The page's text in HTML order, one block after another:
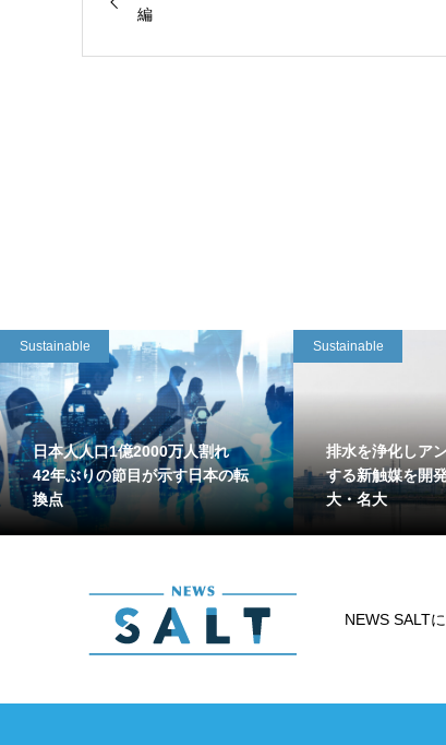
編
Sustainable
日本人人口1億2000万人割れ
42年ぶりの節目が示す日本の転
換点
Sustainable
排水を浄化しア
する新触媒を開
大・名大
NEWS SALT